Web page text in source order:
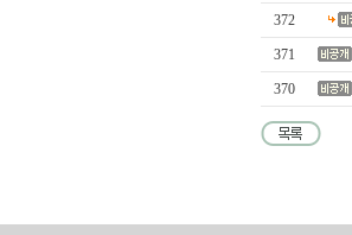
372
371
370